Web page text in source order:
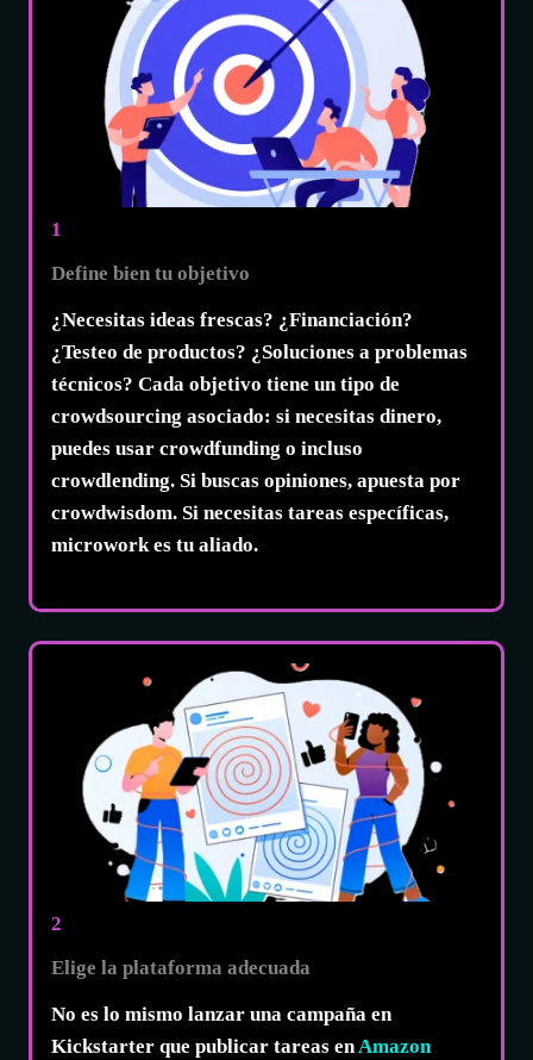
1
Define bien tu objetivo
¿Necesitas ideas frescas? ¿Financiación?
¿Testeo de productos? ¿Soluciones a problemas
técnicos? Cada objetivo tiene un tipo de
crowdsourcing asociado: si necesitas dinero,
puedes usar crowdfunding o incluso
crowdlending. Si buscas opiniones, apuesta por
crowdwisdom. Si necesitas tareas específicas,
microworkes tu aliado.
2
Elige la plataforma adecuada
No es lo mismo lanzar una campaña en
Kickstarter que publicar tareas enAmazon